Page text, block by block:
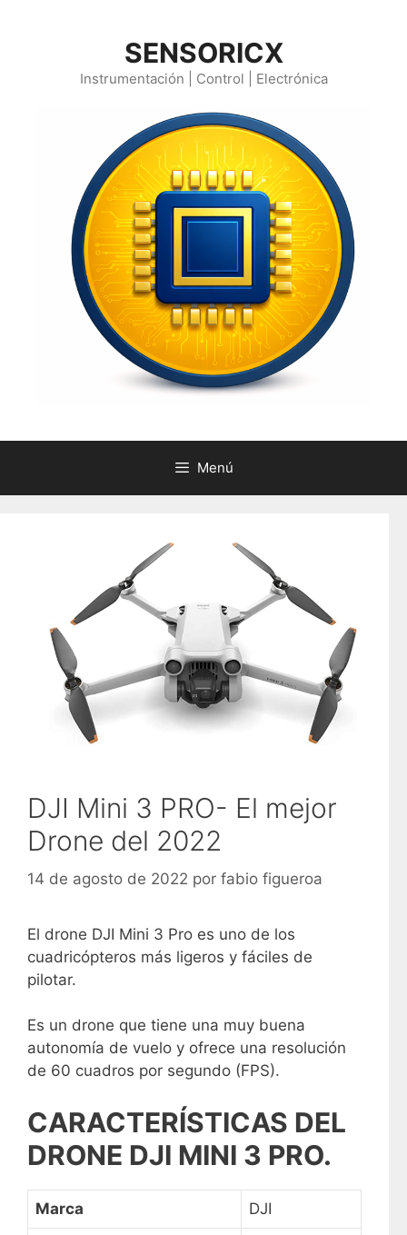
SENSORICX
Instrumentación | Control | Electrónica
Menú
DJI Mini 3 PRO- El mejor
Drone del 2022
14 de agosto de 2022 por fabio figueroa
El drone DJI Mini 3 Pro es uno de los
cuadricópteros más ligeros y fáciles de
pilotar.
Es un drone que tiene una muy buena
autonomía de vuelo y ofrece una resolución
de 60 cuadros por segundo (FPS).
CARACTERÍSTICAS DEL
DRONE DJI MINI 3 PRO.
Marca DJI